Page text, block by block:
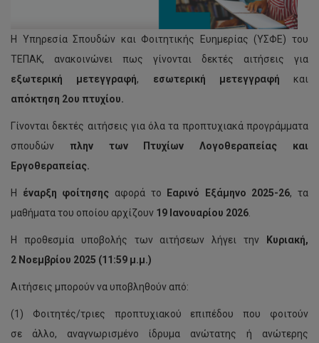
H Υπηρεσία Σπουδών και Φοιτητικής Ευημερίας (ΥΣΦΕ) του
ΤΕΠΑΚ, ανακοινώνει πως γίνονται δεκτές αιτήσεις για
εξωτερική μετεγγραφή, εσωτερική μετεγγραφή και
απόκτηση 2ου πτυχίου.
Γίνονται δεκτές αιτήσεις για όλα τα προπτυχιακά προγράμματα
σπουδών πλην των Πτυχίων Λογοθεραπείας και
Εργοθεραπείας.
Η έναρξη φοίτησης αφορά το Εαρινό Εξάμηνο 2025-26, τα
μαθήματα του οποίου αρχίζουν 19 Ιανουαρίου 2026
Η προθεσμία υποβολής των αιτήσεων λήγει την
Κυριακή,
2 Νοεμβρίου 2025 (11:59 μ.μ.)
Αιτήσεις μπορούν να υποβληθούν από:
(1) Φοιτητές/τριες προπτυχιακού επιπέδου που φοιτούν
σε άλλο, αναγνωρισμένο ίδρυμα ανώτατης ή ανώτερης